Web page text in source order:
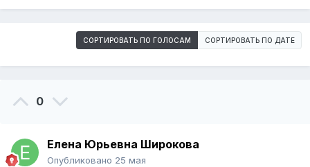
СОРТИРОВАТЬ ПО ГОЛОСАМ СОРТИРОВАТЬ ПО ДАТЕ
0
Елена Юрьевна Широкова
Опубликовано 25 мая